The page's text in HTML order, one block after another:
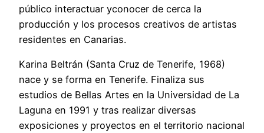
público interactuar yconocer de cerca la
producción y los procesos creativos de artistas
residentes en Canarias.
Karina Beltrán (Santa Cruz de Tenerife, 1968)
nace y se forma en Tenerife. Finaliza sus
estudios de Bellas Artes en la Universidad de La
Laguna en 1991 y tras realizar diversas
exposiciones y proyectos en el territorio nacional